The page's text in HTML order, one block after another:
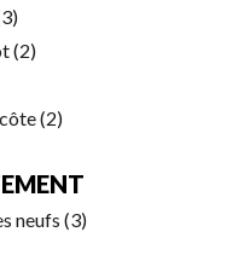
3)
(2)
(2)
neufs (3)